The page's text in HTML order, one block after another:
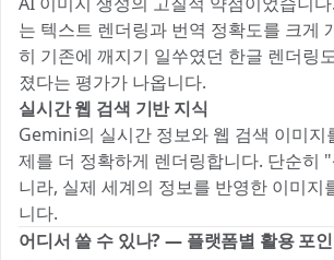
는 텍스트 렌더링과 번역 정확도를 크게
히 기존에 깨지기 일쑤였던 한글 렌더링
졌다는 평가가 나옵니다.
실시간 웹 검색 기반 지식
Gemini의 실시간 정보와 웹 검색 이미지
제를 더 정확하게 렌더링합니다. 단순히
니라, 실제 세계의 정보를 반영한 이미지
니다.
어디서 쓸 수 있나? — 플랫폼별 활용 포